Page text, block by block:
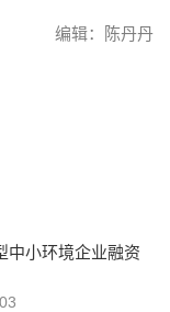
编辑：陈丹丹
中小环境企业融资